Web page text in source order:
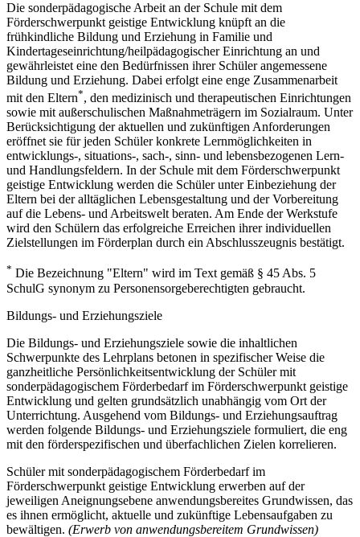
Die sonderpädagogische Arbeit an der Schule mit dem
Förderschwerpunkt geistige Entwicklung knüpft an die
frühkindliche Bildung und Erziehung in Familie und
Kindertageseinrichtung/heilpädagogischer Einrichtung an und
gewährleistet eine den Bedürfnissen ihrer Schüler angemessene
Bildung und Erziehung. Dabei erfolgt eine enge Zusammenarbeit
mit den Eltern*, den medizinisch und therapeutischen Einrichtungen
sowie mit außerschulischen Maßnahmeträgern im Sozialraum. Unter
Berücksichtigung der aktuellen und zukünftigen Anforderungen
eröffnet sie für jeden Schüler konkrete Lernmöglichkeiten in
entwicklungs-, situations-, sach-, sinn- und lebensbezogenen Lern-
und Handlungsfeldern. In der Schule mit dem Förderschwerpunkt
geistige Entwicklung werden die Schüler unter Einbeziehung der
Eltern bei der alltäglichen Lebensgestaltung und der Vorbereitung
auf die Lebens- und Arbeitswelt beraten. Am Ende der Werkstufe
wird den Schülern das erfolgreiche Erreichen ihrer individuellen
Zielstellungen im Förderplan durch ein Abschlusszeugnis bestätigt.
* Die Bezeichnung "Eltern" wird im Text gemäß § 45 Abs. 5
SchulG synonym zu Personensorgeberechtigten gebraucht.
Bildungs- und Erziehungsziele
Die Bildungs- und Erziehungsziele sowie die inhaltlichen
Schwerpunkte des Lehrplans betonen in spezifischer Weise die
ganzheitliche Persönlichkeitsentwicklung der Schüler mit
sonderpädagogischem Förderbedarf im Förderschwerpunkt geistige
Entwicklung und gelten grundsätzlich unabhängig vom Ort der
Unterrichtung. Ausgehend vom Bildungs- und Erziehungsauftrag
werden folgende Bildungs- und Erziehungsziele formuliert, die eng
mit den förderspezifischen und überfachlichen Zielen korrelieren.
Schüler mit sonderpädagogischem Förderbedarf im
Förderschwerpunkt geistige Entwicklung erwerben auf der
jeweiligen Aneignungsebene anwendungsbereites Grundwissen, das
es ihnen ermöglicht, aktuelle und zukünftige Lebensaufgaben zu
bewältigen. (Erwerb von anwendungsbereitem Grundwissen)